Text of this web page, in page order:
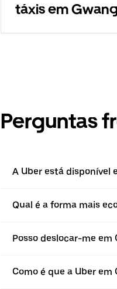
táxis em
Perguntas
A Uber está disponível
Qual é a forma mais
Posso deslocar-me
Como é que a Uber